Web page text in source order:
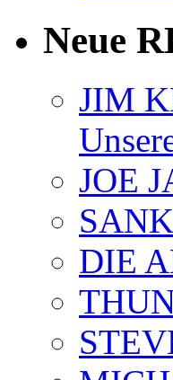
Neue
JIM
JOE
DIE